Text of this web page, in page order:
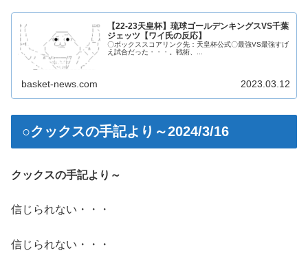
【22-23天皇杯】琉球ゴールデンキングスVS千葉
ジェッツ【ワイ氏の反応】
〇ボックススコアリンク先：天皇杯公式〇最強VS最強すげ
え試合だった・・・。戦術、...
basket-news.com 2023.03.12
○クックスの手記より～2024/3/16
クックスの手記より～
信じられない・・・
信じられない・・・